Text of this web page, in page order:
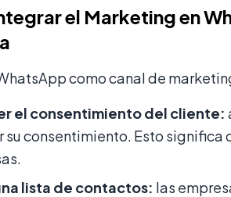
el Marketing en
como canal de
el consentimiento del cliente:
su consentimiento. Esto
lista de contactos: las